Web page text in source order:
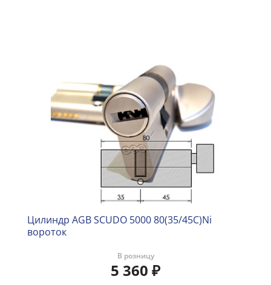
Цилиндр AGB SCUDO 5000 80(35/45C)Ni
вороток
В розницу
5 360 ₽